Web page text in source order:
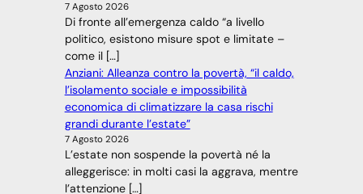
7 Agosto 2026
Di fronte all’emergenza caldo “a livello
politico, esistono misure spot e limitate –
come il […]
Anziani: Alleanza contro la povertà, “il caldo,
l’isolamento sociale e impossibilità
economica di climatizzare la casa rischi
grandi durante l’estate”
7 Agosto 2026
L’estate non sospende la povertà né la
alleggerisce: in molti casi la aggrava, mentre
l’attenzione […]